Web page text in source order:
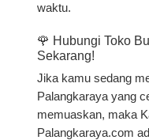
waktu.
🌹 Hubungi Toko
Sekarang!
Jika kamu sedang
Palangkaraya yang
memuaskan, maka
Palangkaraya.com